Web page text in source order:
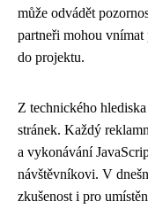
může odvádět
partneři mohou
do projektu.
Z technického
stránek. Každý
a vykonávání
návštěvníkovi. V
zkušenost i pro